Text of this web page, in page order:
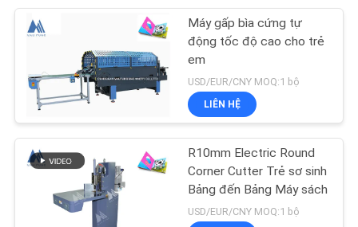
LIÊN
HỆ
VỚI
CHÚNG
TÔI
TIN
Book
Máy đóng sách bìa
mềm
4
Máy gấp bìa cứng tự
động tốc độ cao cho trẻ
em
USD/EUR/CNY MOQ:1 bộ
LIÊN HỆ
R10mm Electric Round
Corner Cutter Trẻ sơ sinh
Bảng đến Bảng Máy sách
USD/EUR/CNY MOQ:1 bộ